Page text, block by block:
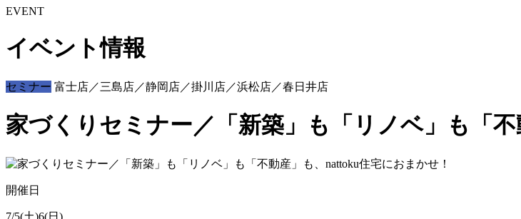
EVENT
イベント情報
セミナー 富士店／三島店／静岡店／掛川店／浜松店／春日井店
家づくりセミナー／「新築」も「リノベ」も「
開催日
7/5(土)6(日)